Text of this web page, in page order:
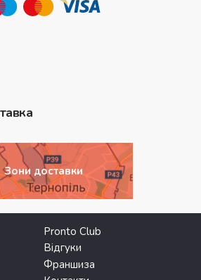
Зони доставки
Pronto Club
Відгуки
Франшиза